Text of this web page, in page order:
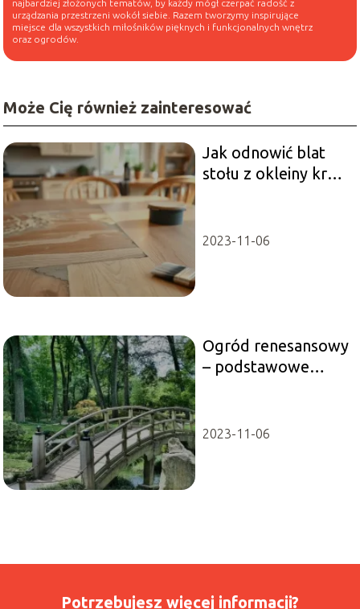
najbardziej złożonych tematów, by każdy mógł czerpać radość z
urządzania przestrzeni wokół siebie. Razem tworzymy inspirujące
miejsce dla wszystkich miłośników pięknych i funkcjonalnych wnętrz
oraz ogrodów.
Może Cię również zainteresować
Jak odnowić blat
stołu z okleiny krok
2023-11-06
Ogród renesansowy
– podstawowe
2023-11-06
Potrzebujesz więcej informacji?